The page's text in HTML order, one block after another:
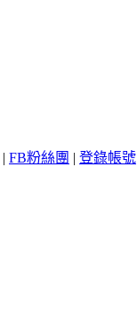
| FB粉絲團 | 登錄帳號